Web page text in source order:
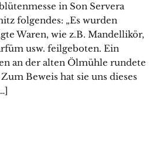
in Son Servera
folgendes: „Es wurden
Waren, wie z.B. Mandellikör,
usw. feilgeboten. Ein
an der alten Ölmühle rundete
Zum Beweis hat sie uns dieses